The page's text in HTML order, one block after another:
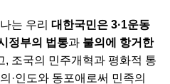
는 우리 대한국민은 3·1운동
정부의 법통과 불의에 항거한
, 조국의 민주개혁과 평화적 통
·인도와 동포애로써 민족의